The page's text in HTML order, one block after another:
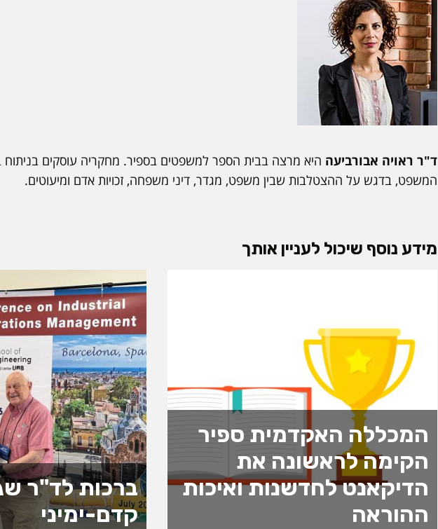
ד"ר ראויה אבורביעה היא מרצה בבית הספר למשפטים בספיר. מחקריה עוסקים בניתוח
המשפט, בדגש על ההצטלבות שבין משפט, מגדר, דיני משפחה, זכויות אדם ומיעוטים.
מידע נוסף שיכול לעניין אותך
המכללה האקדמית ספיר
הקימה לראשונה את
הדיקאנט לחדשנות ואיכות
ההוראה
ברכות לד"ר
קדם-ימיני